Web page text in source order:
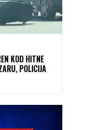
KOD HITNE
POLICIJA